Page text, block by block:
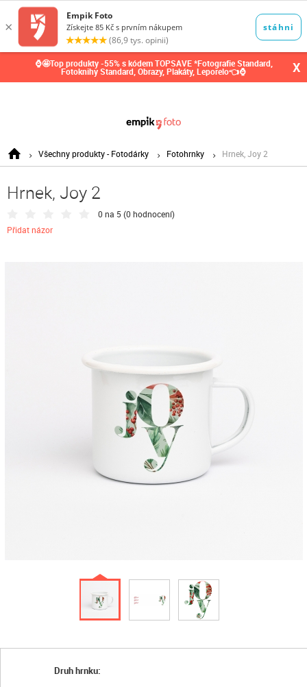
⌚🤩Top produkty -55% s kódem TOPSAVE *Fotografie Standard,
Fotoknihy Standard, Obrazy, Plakáty, Leporelo👈⌚ X
Všechny produkty - Fotodárky Fotohrnky Hrnek, Joy 2
Hrnek, Joy 2
0 na 5 (0 hodnocení)
Přidat názor
Druh hrnku: